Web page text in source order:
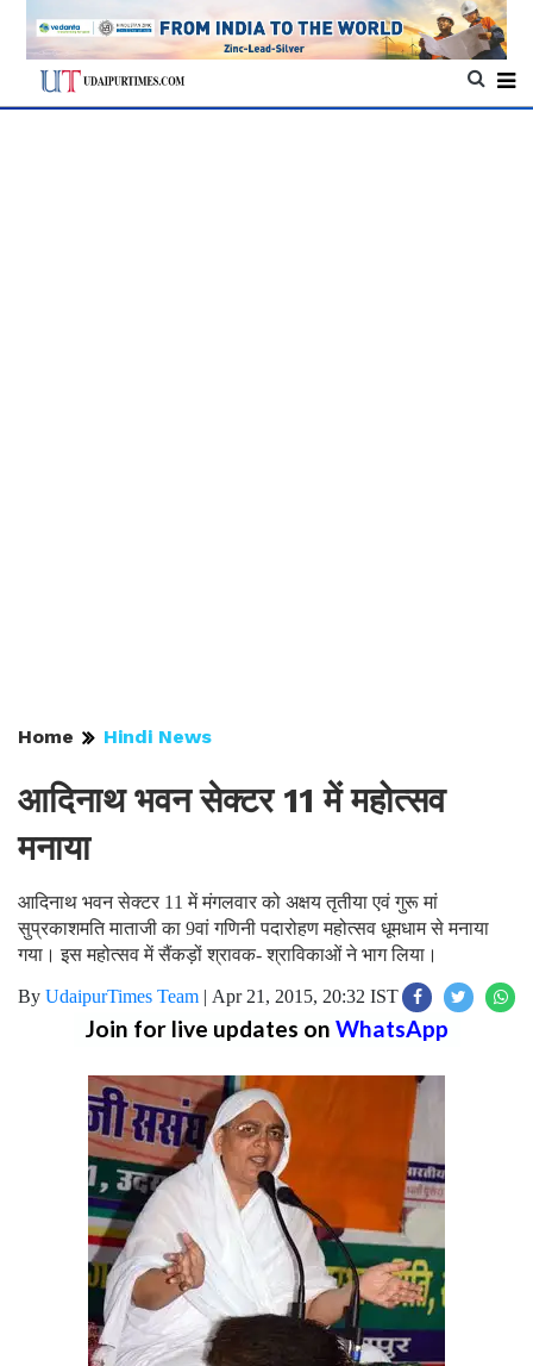
Home Hindi News
आदिनाथ भवन सेक्टर 11 में महोत्सव
मनाया
आदिनाथ भवन सेक्टर 11 में मंगलवार को अक्षय तृतीया एवं गुरू मां
सुप्रकाशमति माताजी का 9वां गणिनी पदारोहण महोत्सव धूमधाम से मनाया
गया। इस महोत्सव में सैंकड़ों श्रावक- श्राविकाओं ने भाग लिया।
By UdaipurTimes Team | Apr 21, 2015, 20:32 IST
Join for live updates on WhatsApp